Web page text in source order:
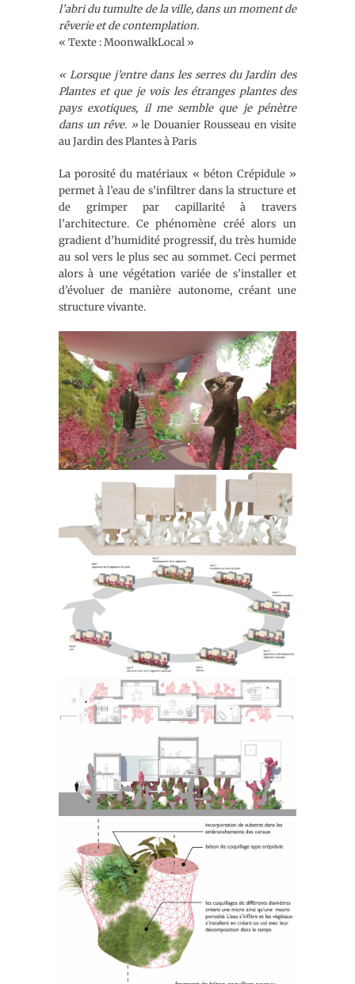
l’abri du tumulte de la ville, dans un moment de
rêverie et de contemplation.
« Texte : MoonwalkLocal »
« Lorsque j’entre dans les serres du Jardin des
Plantes et que je vois les étranges plantes des
pays exotiques, il me semble que je pénètre
dans un rêve. »le Douanier Rousseau en visite
au Jardin des Plantes à Paris
La porosité du matériaux « béton Crépidule »
permet à l’eau de s’infiltrer dans la structure et
de grimper par capillarité à travers
l’architecture. Ce phénomène créé alors un
gradient d’humidité progressif, du très humide
au sol vers le plus sec au sommet. Ceci permet
alors à une végétation variée de s’installer et
d’évoluer de manière autonome, créant une
structure vivante.